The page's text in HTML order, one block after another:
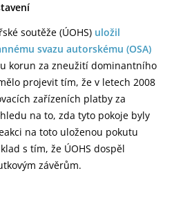
soutěže (ÚOHS) uložil
svazu autorskému (OSA)
korun za zneužití dominantního
projevit tím, že v letech 2008
zařízeních platby za
na to, zda tyto pokoje byly
na toto uloženou pokutu
s tím, že ÚOHS dospěl
závěrům.